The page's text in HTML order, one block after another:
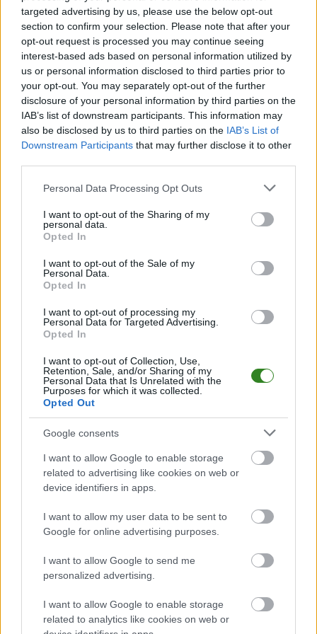
targeted advertising by us, please use the below opt-out
section to confirm your selection. Please note that after your
opt-out request is processed you may continue seeing
interest-based ads based on personal information utilized by
us or personal information disclosed to third parties prior to
your opt-out. You may separately opt-out of the further
disclosure of your personal information by third parties on the
IAB’s list of downstream participants. This information may
also be disclosed by us to third parties on the IAB’s List of
Downstream Participants that may further disclose it to other
Please note that this website/app uses one or more Google
not limited to your visit or usage behaviour. You may click to
grant or deny consent to Google and its third-party tags to
use your data for below specified purposes in below Google
consent section.
Personal Data Processing Opt Outs
I want to opt-out of the Sharing of my
personal data.
Opted In
I want to opt-out of the Sale of my
Personal Data.
Opted In
I want to opt-out of processing my
Personal Data for Targeted Advertising.
Opted In
I want to opt-out of Collection, Use,
Retention, Sale, and/or Sharing of my
Personal Data that Is Unrelated with the
Purposes for which it was collected.
Opted Out
Google consents
I want to allow Google to enable storage
related to advertising like cookies on web or
device identifiers in apps.
I want to allow my user data to be sent to
Google for online advertising purposes.
I want to allow Google to send me
personalized advertising.
I want to allow Google to enable storage
related to analytics like cookies on web or
lokalnej piłki nożnej. Jeżeli aktualnie nie widzisz tutaj danych z pewnością
pracujemy nad tym żeby je uzupełnić.
Wynik meczu LKS Hłudno vs Orkan Markowce
Po zakończeniu spotkania automatycznie publikujemyoficjalny wynik
spotkania, a także dane meczowe, jeśli są dostępne.
Pełny harmonogram rozgrywek dostępny jest tutaj:Krosno > Klasa B,
gr. II - terminarz.
Informacje o składach i strzelcach
rezerwowych, zmiany oraz listę strzelców bramek. Informacje te
Jeśli jesteś kibicem klubu LKS Hłudno lub Orkan Markowce - zaglądaj tutaj
częściej. Nasz serwis regularnie dostarcza informacje o
PodkarpacieLive.pl to największa bazameczów lokalnych drużyn
piłkarskichw województwie. Sprawdź nasze relacje, śledź ulubioną ligę i
bądź na bieżąco z wydarzeniami z boisk!
Analiza przed meczem: LKS Hłudno vs Orkan Markowce
LKS Hłudno - Orkan Markowce
listopada 2025. Początek meczu o godz. 12:00.
LKS Hłudnoprzystępuje do tego spotkania w roli gospodarza. Jak
drużyna radzi sobie w sezonie 2025/2026 rozgrywek Krosno > Klasa B, gr.
II przed własną publicznością? Na tej stronie możecie zobaczyć tabelę
uwzględniającą tylko mecze u siebie. W tabeli biorącej pod uwagę tylko
mecze wyjazdowe możecie natomiast sprawdzić jak spisuje się klub
Krosno > Klasa B, gr. II - sytuacja w tabeli
Przed meczami 12. kolejki - Krosno > Klasa B, gr. II gospodarze (LKS
3. miejscu.
Poniżej znajdziesz także ostatnie mecze obu drużyn oraz statystyki
LKS Hłudno vs. Orkan Markowce - relacja, wynik na żywo,
transmisja
Wynik meczu LKS Hłudno - Orkan Markowce znajdziesz na naszej stronie
zaraz po jego zakończeniu. Jeżeli szukasz informacji meczowych, zajrzyj
LKS Hłudno vs. Orkan Markowce - wynik, składy, strzelcy